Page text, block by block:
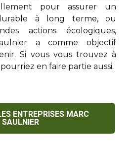
pour assurer un
à long terme, ou
actions écologiques,
a comme objectif
Si vous vous trouvez à
pourriez en faire partie aussi.
ENTREPRISES MARC
SAULNIER